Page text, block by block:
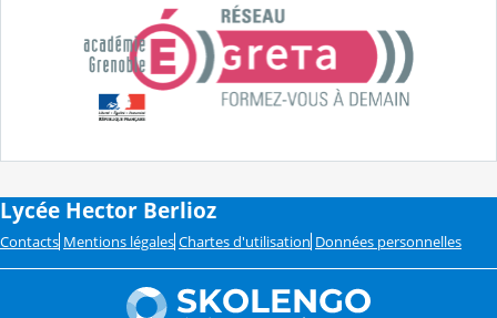
Lycée Hector Berlioz
Contacts Mentions légales Chartes d'utilisation Données personnelles